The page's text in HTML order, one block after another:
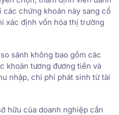
chứng khoán này sang cổ
xác định vốn hóa thị trường
sánh không bao gồm các
khoản tương đương tiền và
nhập, chi phí phát sinh từ tài
hữu của doanh nghiệp cần